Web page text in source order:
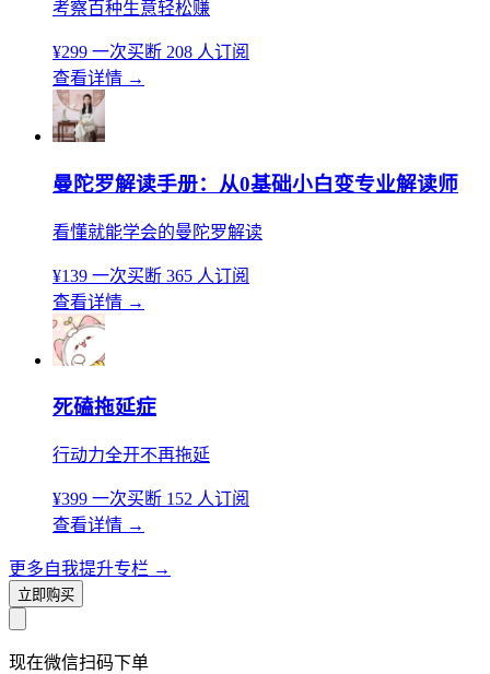
考察百种生意轻松赚
¥299 一次买断 208 人订阅
查看详情 →
曼陀罗解读手册：从0基础小白变专业解读师
看懂就能学会的曼陀罗解读
¥139 一次买断 365 人订阅
查看详情 →
死磕拖延症
行动力全开不再拖延
¥399 一次买断 152 人订阅
查看详情 →
更多自我提升专栏 →
立即购买
现在微信扫码下单